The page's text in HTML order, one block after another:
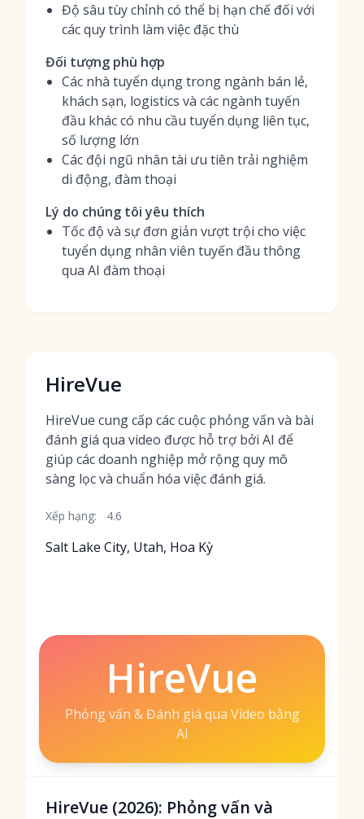
Độ sâu tùy chỉnh có thể bị hạn chế đối với
các quy trình làm việc đặc thù
Đối tượng phù hợp
Các nhà tuyển dụng trong ngành bán lẻ,
khách sạn, logistics và các ngành tuyến
đầu khác có nhu cầu tuyển dụng liên tục,
số lượng lớn
Các đội ngũ nhân tài ưu tiên trải nghiệm
di động, đàm thoại
Lý do chúng tôi yêu thích
Tốc độ và sự đơn giản vượt trội cho việc
tuyển dụng nhân viên tuyến đầu thông
qua AI đàm thoại
HireVue
HireVue cung cấp các cuộc phỏng vấn và bài
đánh giá qua video được hỗ trợ bởi AI để
giúp các doanh nghiệp mở rộng quy mô
sàng lọc và chuẩn hóa việc đánh giá.
Xếp hạng: 4.6
Salt Lake City, Utah, Hoa Kỳ
HireVue
Phỏng vấn & Đánh giá qua Video bằng
AI
HireVue (2026): Phỏng vấn và